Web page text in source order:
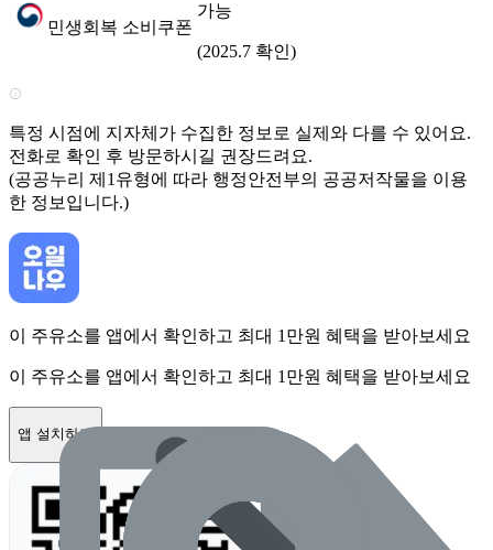
민생회복 소비쿠폰
가능
(2025.7 확인)
특정 시점에 지자체가 수집한 정보로 실제와 다를 수 있어요.
전화로 확인 후 방문하시길 권장드려요.
(공공누리 제1유형에 따라 행정안전부의 공공저작물을 이용
한 정보입니다.)
이 주유소를 앱에서 확인하고 최대 1만원 혜택을 받아보세요
이 주유소를 앱에서 확인하고 최대 1만원 혜택을 받아보세요
앱 설치하기